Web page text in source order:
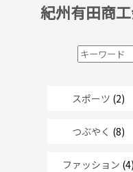
紀州有田商
スポーツ (2)
つぶやく (8)
ファッション (4)